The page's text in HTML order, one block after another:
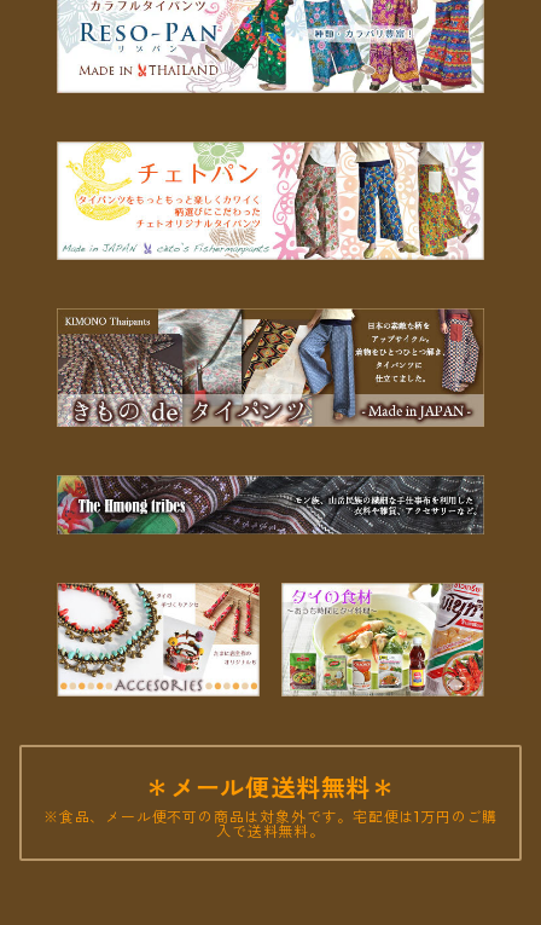
＊メール便送料無料＊
※食品、メール便不可の商品は対象外です。宅配便は1万円のご購
入で送料無料。